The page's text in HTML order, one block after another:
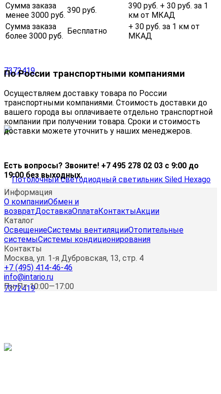
Сумма заказа
менее 3000 руб.
390 руб.
390 руб. + 30 руб. за 1
км от МКАД
Сумма заказа
более 3000 руб.
Бесплатно
+ 30 руб. за 1 км от
МКАД
По России транспортными компаниями
Осуществляем доставку товара по России
транспортными компаниями. Стоимость доставки до
вашего города вы оплачиваете отдельно транспортной
компании при получении товара. Сроки и стоимость
доставки можете уточнить у наших менеджеров.
Есть вопросы? Звоните! +7 495 278 02 03 с 9:00 до
19:00 без выходных.
Информация
О компанииОбмен и
возвратДоставкаОплатаКонтактыАкции
Каталог
ОсвещениеСистемы вентиляцииОтопительные
системыСистемы кондиционирования
Контакты
Москва, ул. 1-я Дубровская, 13, стр. 4
+7 (495) 414-46-46
info@intario.ru
Пн-Пт 10:00—17:00